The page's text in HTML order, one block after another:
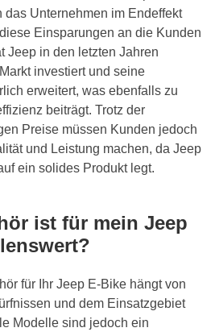
Unternehmen im Endeffekt
Einsparungen an die Kunden
Jeep in den letzten Jahren
investiert und seine
erweitert, was ebenfalls zu
beiträgt. Trotz der
Preise müssen Kunden jedoch
und Leistung machen, da Jeep
ein solides Produkt legt.
ist für mein Jeep
für Ihr Jeep E-Bike hängt von
und dem Einsatzgebiet
Modelle sind jedoch ein